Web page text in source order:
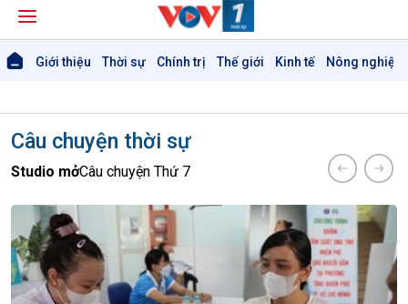
Giới thiệu Thời sự Chính trị Thế giới Kinh tế Nông nghiệp
Câu chuyện thời sự
Studio mởCâu chuyện Thứ 7